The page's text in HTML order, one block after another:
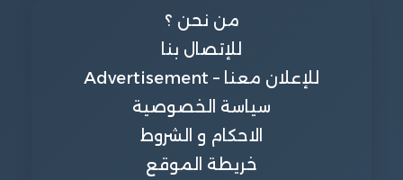
من نحن ؟
للإتصال بنا
للإعلان معنا – Advertisement
سياسة الخصوصية
الاحكام و الشروط
خريطة الموقع